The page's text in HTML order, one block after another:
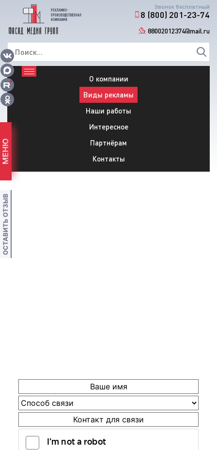
Звонок бесплатный
8 (800) 201-23-74
88002012374@mail.ru
О компании
Виды рекламы
Наши работы
Интересное
Партнёрам
Контакты
МЕНЮ
ОСТАВИТЬ ОТЗЫВ